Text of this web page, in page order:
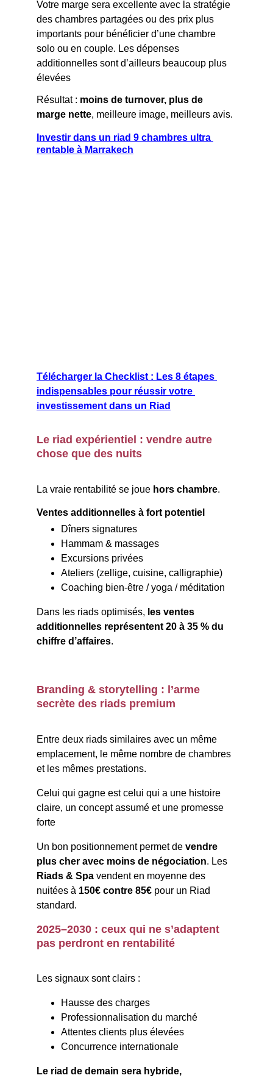
Votre marge sera excellente avec la stratégie
des chambres partagées ou des prix plus
importants pour bénéficier d’une chambre
solo ou en couple. Les dépenses
additionnelles sont d’ailleurs beaucoup plus
élevées
Résultat : moins de turnover, plus de
marge nette, meilleure image, meilleurs avis.
Investir dans un riad 9 chambres ultra
rentable à Marrakech
Télécharger la Checklist : Les 8 étapes
indispensables pour réussir votre
investissement dans un Riad
Le riad expérientiel : vendre autre
chose que des nuits
La vraie rentabilité se joue hors chambre.
Ventes additionnelles à fort potentiel
Dîners signatures
Hammam & massages
Excursions privées
Ateliers (zellige, cuisine, calligraphie)
Coaching bien-être / yoga / méditation
Dans les riads optimisés, les ventes
additionnelles représentent 20 à 35 % du
chiffre d’affaires.
Branding & storytelling : l’arme
secrète des riads premium
Entre deux riads similaires avec un même
emplacement, le même nombre de chambres
et les mêmes prestations.
Celui qui gagne est celui qui a une histoire
claire, un concept assumé et une promesse
forte
Un bon positionnement permet de vendre
plus cher avec moins de négociation. Les
Riads & Spa vendent en moyenne des
nuitées à 150€ contre 85€ pour un Riad
standard.
2025–2030 : ceux qui ne s’adaptent
pas perdront en rentabilité
Les signaux sont clairs :
Hausse des charges
Professionnalisation du marché
Attentes clients plus élevées
Concurrence internationale
Le riad de demain sera hybride,